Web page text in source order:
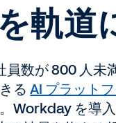
軌道
員数が 800 人未
るAI プラット
Workday を導